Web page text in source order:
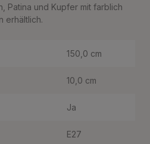
Patina und Kupfer mit farblich
erhältlich.
150,0 cm
10,0 cm
Ja
E27